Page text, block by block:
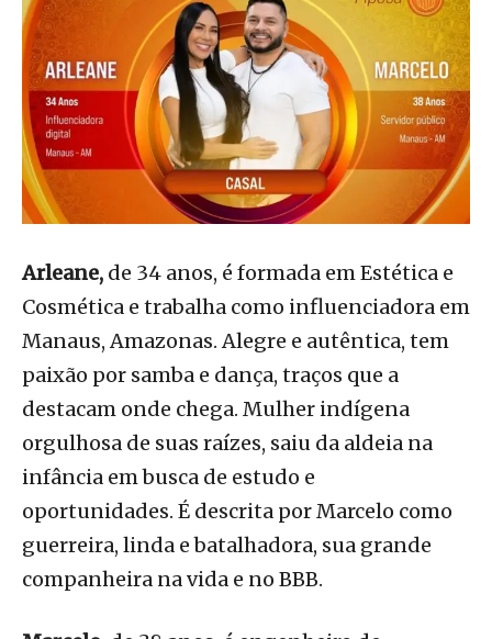
Arleane, de 34 anos, é formada em Estética e
Cosmética e trabalha como influenciadora em
Manaus, Amazonas. Alegre e autêntica, tem
paixão por samba e dança, traços que a
destacam onde chega. Mulher indígena
orgulhosa de suas raízes, saiu da aldeia na
infância em busca de estudo e
oportunidades. É descrita por Marcelo como
guerreira, linda e batalhadora, sua grande
companheira na vida e no BBB.